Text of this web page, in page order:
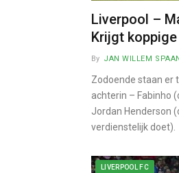
Liverpool –
Krijgt
By JAN WILLEM
Zodoende staan er
achterin – Fabinho
Jordan Henderson
verdienstelijk doet).
LIVERPOOL FC